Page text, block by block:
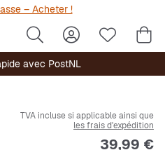
– Acheter !
avec PostNL
TVA incluse si applicable ainsi que
les frais d'expédition
Prix
39,99 €